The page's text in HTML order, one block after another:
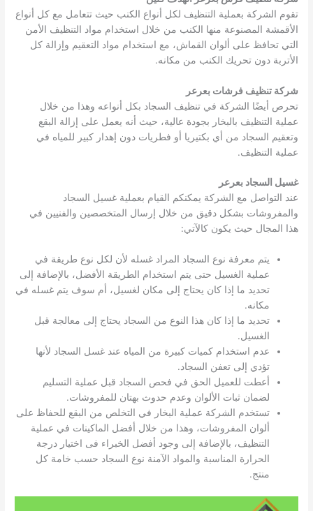
تقوم الشركة بعملية التنظيف لكل أنواع الكنب حيث تتعامل مع كل أنواع
الأقمشة المصنوعة منها الكنب من خلال استخدام مواد التنظيف الأمن
التي تحافظ على ألوان القماش، مع استخدام مواد التعقيم وإزالة كل
الأتربة دون تحريك الكنب من مكانه.
شركة تنظيف فرشات بعرعر
تحرص أيضًا الشركة في تنظيف السجاد بكل أنواعه وهذا من خلال
عملية التنظيف بالبخار بجودة عالية، حيث أنه يعمل على إزالة البقع
وتعقيم السجاد من أي بكتيريا أو فطريات دون إهدار كبير للمياه في
عملية التنظيف.
غسيل السجاد بعرعر
عند التواصل مع الشركة يمكنكم القيام بعملية غسيل السجاد
والمفروشات بشكل دقيق من خلال إرسال المتخصصين والفنيين في
هذا المجال حيث يكون كالآتي:
يتم معرفة نوع السجاد المراد غسله لأن لكل نوع طريقة في
عملية الغسيل حتى يتم استخدام الطريقة الأفضل، بالإضافة إلى
تحديد ما إذا كان يحتاج إلى مكان لغسيل، أم سوف يتم غسله في
مكانه.
تحديد ما إذا كان هذا النوع من السجاد يحتاج إلى معالجة قبل
الغسيل.
عدم استخدام كميات كبيرة من المياه عند غسل السجاد لأنها
تؤدي إلى تعفن السجاد.
أعطت للعميل الحق في فحص السجاد قبل عملية التسليم
لضمان ثبات الألوان وعدم حدوث بهتان للمفروشات.
تستخدم الشركة عملية البخار في التخلص من البقع للحفاظ على
ألوان المفروشات، وهذا من خلال أفضل الماكينات في عملية
التنظيف، بالإضافة إلى وجود أفضل الخبراء فى اختيار درجة
الحرارة المناسبة والمواد الآمنة نوع السجاد حسب خامة كل
منتج.